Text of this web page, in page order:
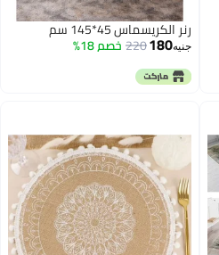
رنر الكريسماس 45*145 سم
جنيه180
220 خصم 18%